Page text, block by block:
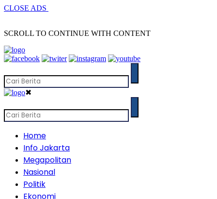
CLOSE ADS
SCROLL TO CONTINUE WITH CONTENT
✖
Home
Info Jakarta
Megapolitan
Nasional
Politik
Ekonomi